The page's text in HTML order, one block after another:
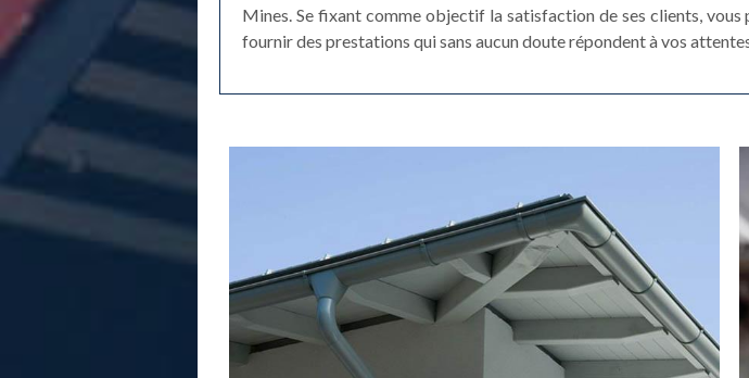
Mines. Se fixant comme objectif la satisfaction de ses clients,
fournir des prestations qui sans aucun doute répondent à vos